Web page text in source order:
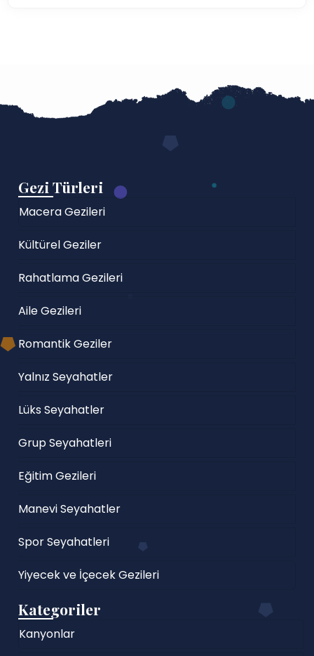
Gezi Türleri
Macera Gezileri
Kültürel Geziler
Rahatlama Gezileri
Aile Gezileri
Romantik Geziler
Yalnız Seyahatler
Lüks Seyahatler
Grup Seyahatleri
Eğitim Gezileri
Manevi Seyahatler
Spor Seyahatleri
Yiyecek ve İçecek Gezileri
Kategoriler
Kanyonlar